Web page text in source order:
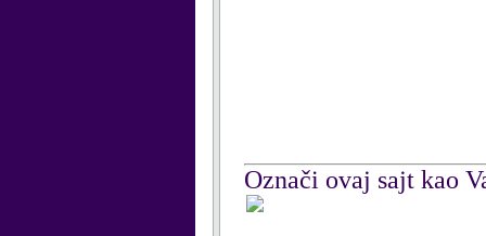
Označi ovaj sajt kao